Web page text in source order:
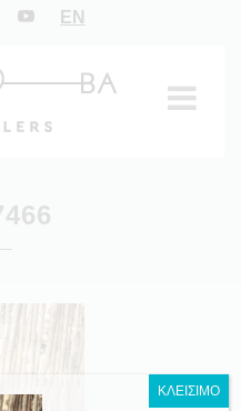
EN
ΚΛΕΙΣΙΜΟ